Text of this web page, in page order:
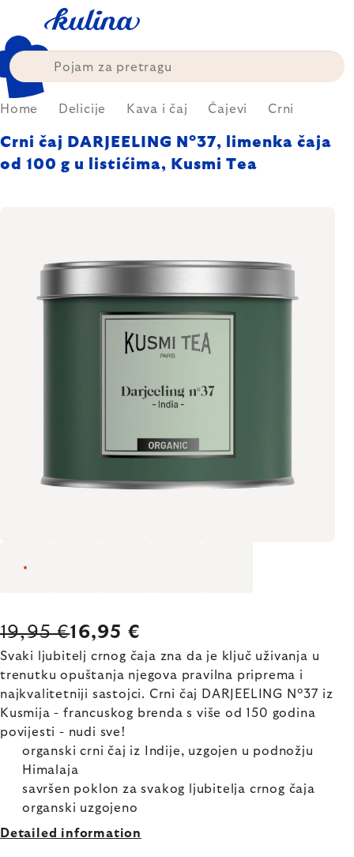
content
Home Delicije Kava i čaj Čajevi Crni
Crni čaj DARJEELING N°37, limenka čaja
od 100 g u listićima, Kusmi Tea
19,95 €16,95 €
Svaki ljubitelj crnog čaja zna da je ključ uživanja u
trenutku opuštanja njegova pravilna priprema i
najkvalitetniji sastojci. Crni čaj DARJEELING N°37 iz
Kusmija - francuskog brenda s više od 150 godina
povijesti - nudi sve!
organski crni čaj iz Indije, uzgojen u podnožju
Himalaja
savršen poklon za svakog ljubitelja crnog čaja
organski uzgojeno
Detailed information